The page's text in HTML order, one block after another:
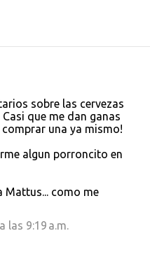
sobre las cervezas
que me dan ganas
una ya mismo!
algun porroncito en
Mattus... como me
las 9:19 a.m.